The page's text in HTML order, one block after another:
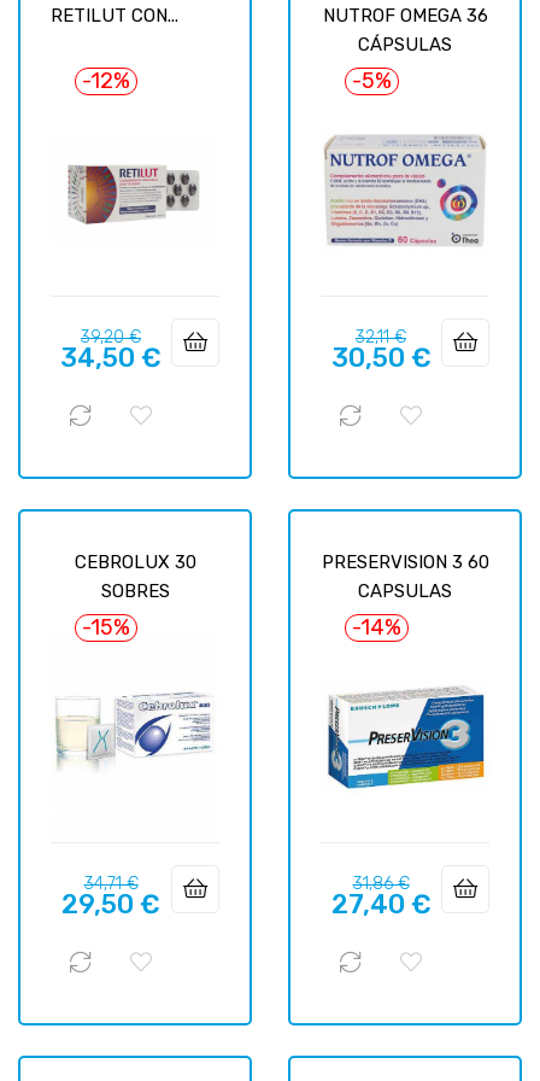
RETILUT CON...
-12%
Prix
habituel
39,20 €Prix
34,50 €
NUTROF OMEGA 36
CÁPSULAS
-5%
Prix
habituel
32,11 €Prix
30,50 €
CEBROLUX 30
SOBRES
-15%
Prix
habituel
34,71 €Prix
29,50 €
PRESERVISION 3 60
CAPSULAS
-14%
Prix
habituel
31,86 €Prix
27,40 €